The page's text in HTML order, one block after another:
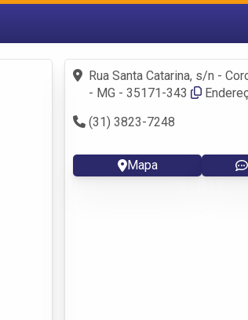
Fazer login
Criar conta
Rua Santa Catarina, s/n -
- MG - 35171-343
(31) 3823-7248
Mapa